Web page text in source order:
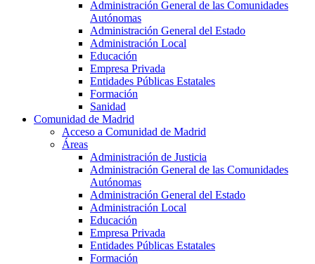
Administración General de las Comunidades
Autónomas
Administración General del Estado
Administración Local
Educación
Empresa Privada
Entidades Públicas Estatales
Formación
Sanidad
Comunidad de Madrid
Acceso a Comunidad de Madrid
Áreas
Administración de Justicia
Administración General de las Comunidades
Autónomas
Administración General del Estado
Administración Local
Educación
Empresa Privada
Entidades Públicas Estatales
Formación